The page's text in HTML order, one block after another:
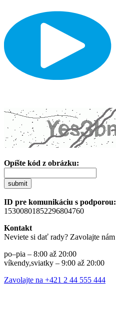
Opíšte kód z obrázku:
submit
ID pre komunikáciu s podporou:
15300801852296804760
Kontakt
Neviete si dať rady? Zavolajte nám
po–pia – 8:00 až 20:00
víkendy,sviatky – 9:00 až 20:00
Zavolajte na +421 2 44 555 444